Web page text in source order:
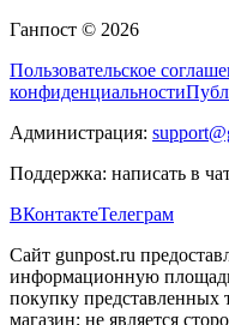
Ганпост © 2026
Пользовательское
конфиденциальности
Администрация:
Поддержка: написать в
ВКонтактеТелеграм
Сайт gunpost.ru
информационную
покупку представленных
магазин; не является